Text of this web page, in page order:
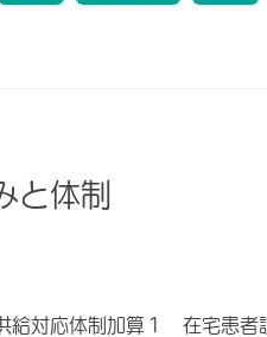
と体制
給対応体制加算１ 在宅患